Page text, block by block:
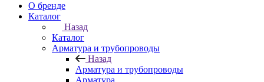
О бренде
Каталог
Назад
Каталог
Арматура и трубопроводы
Назад
Арматура и трубопроводы